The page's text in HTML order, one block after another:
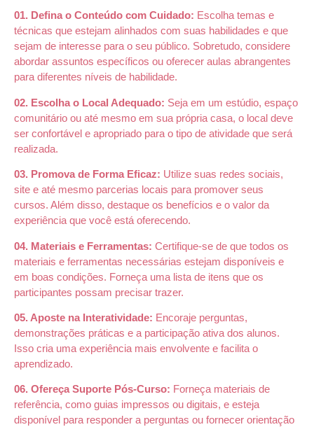
01. Defina o Conteúdo com Cuidado: Escolha temas e
técnicas que estejam alinhados com suas habilidades e que
sejam de interesse para o seu público. Sobretudo, considere
abordar assuntos específicos ou oferecer aulas abrangentes
para diferentes níveis de habilidade.
02. Escolha o Local Adequado: Seja em um estúdio, espaço
comunitário ou até mesmo em sua própria casa, o local deve
ser confortável e apropriado para o tipo de atividade que será
realizada.
03. Promova de Forma Eficaz: Utilize suas redes sociais,
site e até mesmo parcerias locais para promover seus
cursos. Além disso, destaque os benefícios e o valor da
experiência que você está oferecendo.
04. Materiais e Ferramentas: Certifique-se de que todos os
materiais e ferramentas necessárias estejam disponíveis e
em boas condições. Forneça uma lista de itens que os
participantes possam precisar trazer.
05. Aposte na Interatividade: Encoraje perguntas,
demonstrações práticas e a participação ativa dos alunos.
Isso cria uma experiência mais envolvente e facilita o
aprendizado.
06. Ofereça Suporte Pós-Curso: Forneça materiais de
referência, como guias impressos ou digitais, e esteja
disponível para responder a perguntas ou fornecer orientação